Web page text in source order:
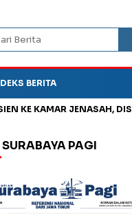
BERITA
KAMAR JENASAH, DISOROT
SURABAYA PAGI